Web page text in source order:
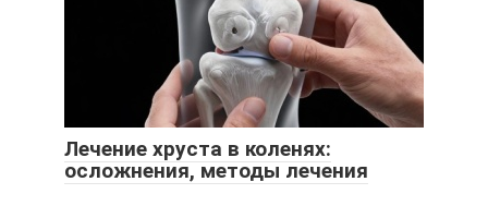
Лечение хруста в коленях:
осложнения, методы лечения